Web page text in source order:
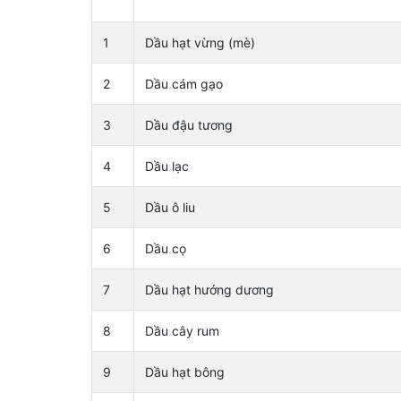
1 Dầu hạt vừng (mè)
2 Dầu cám gạo
3 Dầu đậu tương
4 Dầu lạc
5 Dầu ô liu
6 Dầu cọ
7 Dầu hạt hướng dương
8 Dầu cây rum
9 Dầu hạt bông